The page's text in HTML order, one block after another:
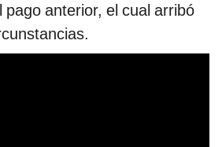
pago anterior, el cual arribó